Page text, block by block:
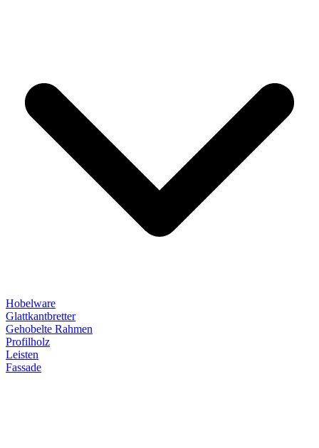
Hobelware
Glattkantbretter
Gehobelte Rahmen
Profilholz
Leisten
Fassade